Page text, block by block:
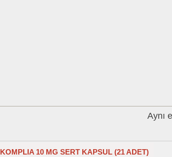
Aynı
KOMPLIA 10 MG SERT KAPSUL (21 ADET)